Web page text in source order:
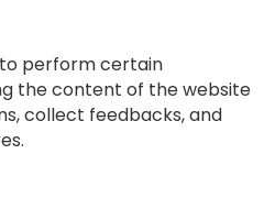
perform certain
the content of the website
collect feedbacks, and